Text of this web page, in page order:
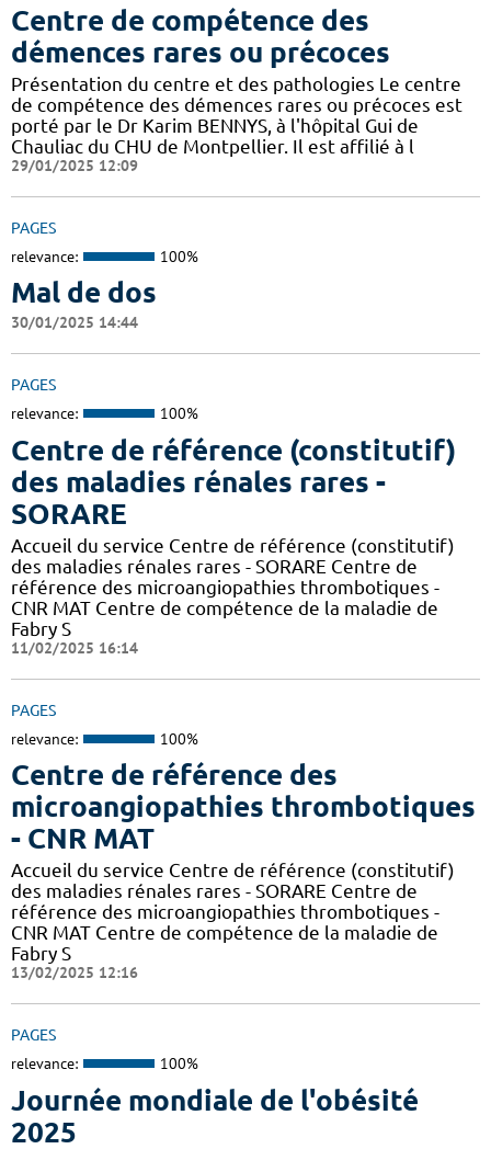
Centre de compétence des
démences rares ou précoces
Présentation du centre et des pathologies Le centre
de compétence des démences rares ou précoces est
porté par le Dr Karim BENNYS, à l'hôpital Gui de
Chauliac du CHU de Montpellier. Il est affilié à l
29/01/2025 12:09
PAGES
relevance: 100%
Mal de dos
30/01/2025 14:44
PAGES
relevance: 100%
Centre de référence (constitutif)
des maladies rénales rares -
SORARE
Accueil du service Centre de référence (constitutif)
des maladies rénales rares - SORARE Centre de
référence des microangiopathies thrombotiques -
CNR MAT Centre de compétence de la maladie de
Fabry S
11/02/2025 16:14
PAGES
relevance: 100%
Centre de référence des
microangiopathies thrombotiques
- CNR MAT
Accueil du service Centre de référence (constitutif)
des maladies rénales rares - SORARE Centre de
référence des microangiopathies thrombotiques -
CNR MAT Centre de compétence de la maladie de
Fabry S
13/02/2025 12:16
PAGES
relevance: 100%
Journée mondiale de l'obésité
2025